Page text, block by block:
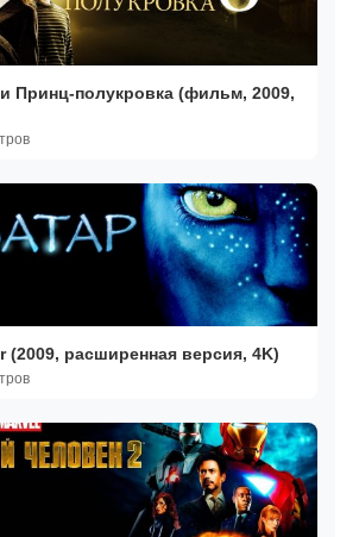
Принц-полукровка (фильм, 2009,
(2009, расширенная версия, 4K)